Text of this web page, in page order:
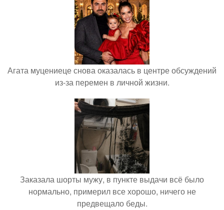
Агата муцениеце снова оказалась в центре обсуждений
из-за перемен в личной жизни.
Заказала шорты мужу, в пункте выдачи всё было
нормально, примерил все хорошо, ничего не
предвещало беды.